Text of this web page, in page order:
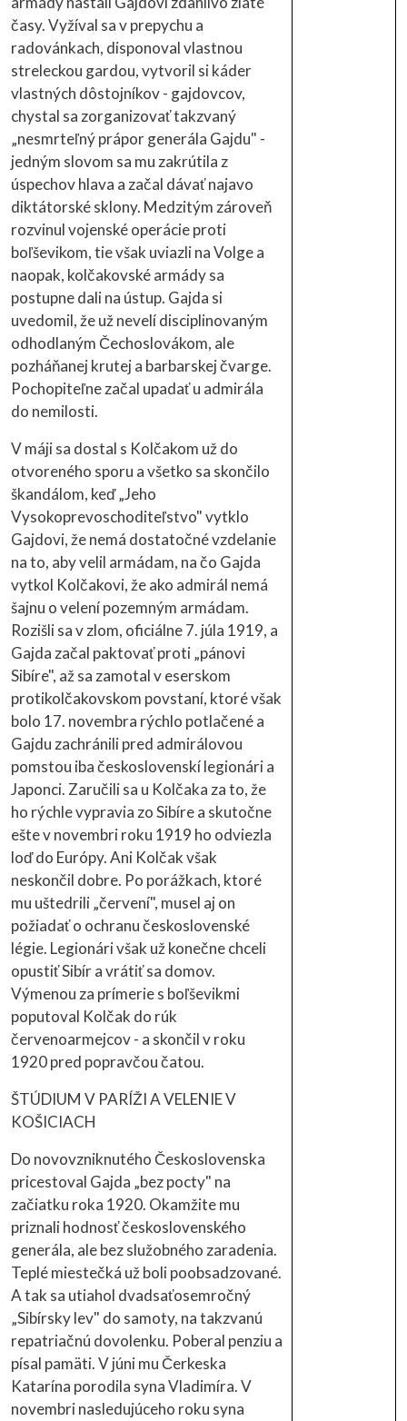
časy. Vyžíval sa v prepychu a
radovánkach, disponoval vlastnou
streleckou gardou, vytvoril si káder
vlastných dôstojníkov - gajdovcov,
chystal sa zorganizovať takzvaný
„nesmrteľný prápor generála Gajdu" -
jedným slovom sa mu zakrútila z
úspechov hlava a začal dávať najavo
diktátorské sklony. Medzitým zároveň
rozvinul vojenské operácie proti
boľševikom, tie však uviazli na Volge a
naopak, kolčakovské armády sa
postupne dali na ústup. Gajda si
uvedomil, že už nevelí disciplinovaným
odhodlaným Čechoslovákom, ale
pozháňanej krutej a barbarskej čvarge.
Pochopiteľne začal upadať u admirála
do nemilosti.
V máji sa dostal s Kolčakom už do
otvoreného sporu a všetko sa skončilo
škandálom, keď „Jeho
Vysokoprevoschoditeľstvo" vytklo
Gajdovi, že nemá dostatočné vzdelanie
na to, aby velil armádam, na čo Gajda
vytkol Kolčakovi, že ako admirál nemá
šajnu o velení pozemným armádam.
Rozišli sa v zlom, oficiálne 7. júla 1919, a
Gajda začal paktovať proti „pánovi
Sibíre", až sa zamotal v eserskom
protikolčakovskom povstaní, ktoré však
bolo 17. novembra rýchlo potlačené a
Gajdu zachránili pred admirálovou
pomstou iba československí legionári a
Japonci. Zaručili sa u Kolčaka za to, že
ho rýchle vypravia zo Sibíre a skutočne
ešte v novembri roku 1919 ho odviezla
loď do Európy. Ani Kolčak však
neskončil dobre. Po porážkach, ktoré
mu uštedrili „červení", musel aj on
požiadať o ochranu československé
légie. Legionári však už konečne chceli
opustiť Sibír a vrátiť sa domov.
Výmenou za prímerie s boľševikmi
poputoval Kolčak do rúk
červenoarmejcov - a skončil v roku
1920 pred popravčou čatou.
ŠTÚDIUM V PARÍŽI A VELENIE V
KOŠICIACH
Do novovzniknutého Československa
pricestoval Gajda „bez pocty" na
začiatku roka 1920. Okamžite mu
priznali hodnosť československého
generála, ale bez služobného zaradenia.
Teplé miestečká už boli poobsadzované.
A tak sa utiahol dvadsaťosemročný
„Sibírsky lev" do samoty, na takzvanú
repatriačnú dovolenku. Poberal penziu a
písal pamäti. V júni mu Čerkeska
Katarína porodila syna Vladimíra. V
novembri nasledujúceho roku syna